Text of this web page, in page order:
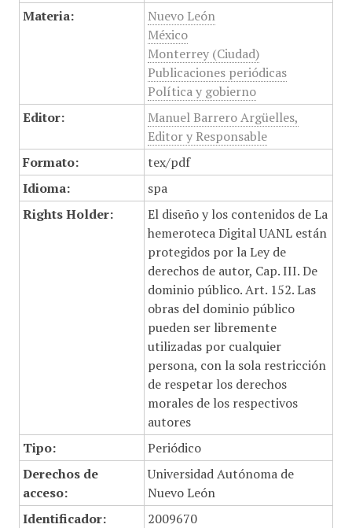
Materia:
Nuevo León
México
Monterrey (Ciudad)
Publicaciones periódicas
Política y gobierno
Editor:
Manuel Barrero Argüelles,
Editor y Responsable
Formato:
tex/pdf
Idioma:
spa
Rights Holder:
El diseño y los contenidos de La
hemeroteca Digital UANL están
protegidos por la Ley de
derechos de autor, Cap. III. De
dominio público. Art. 152. Las
obras del dominio público
pueden ser libremente
utilizadas por cualquier
persona, con la sola restricción
de respetar los derechos
morales de los respectivos
autores
Tipo:
Periódico
Derechos de
acceso:
Universidad Autónoma de
Nuevo León
Identificador:
2009670